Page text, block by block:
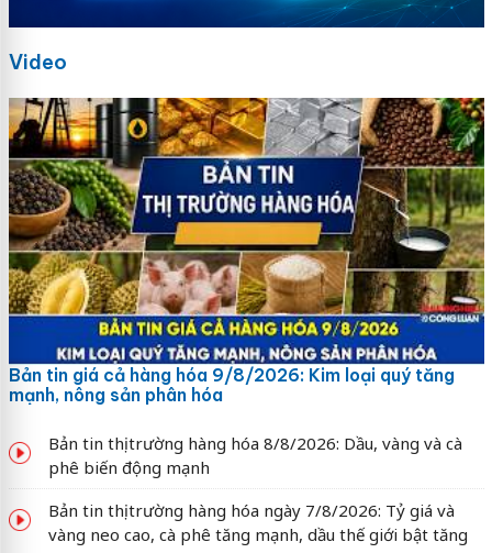
Video
Bản tin giá cả hàng hóa 9/8/2026: Kim loại quý tăng
mạnh, nông sản phân hóa
Bản tin thị trường hàng hóa 8/8/2026: Dầu, vàng và cà
phê biến động mạnh
Bản tin thị trường hàng hóa ngày 7/8/2026: Tỷ giá và
vàng neo cao, cà phê tăng mạnh, dầu thế giới bật tăng